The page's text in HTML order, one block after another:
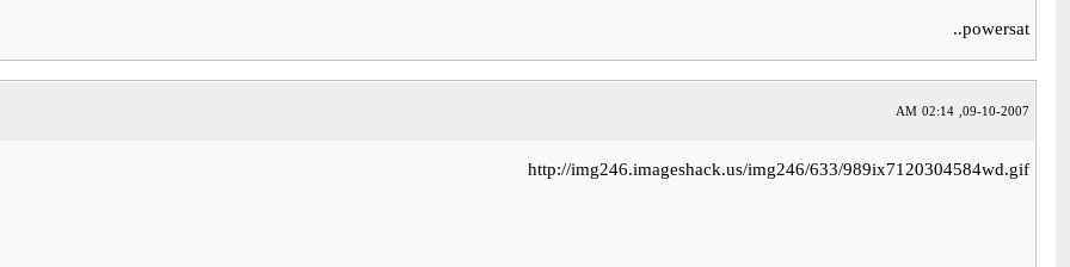
powersat..
09-10-2007, 02:14 AM
http://img246.imageshack.us/img246/633/989ix7120304584wd.gif